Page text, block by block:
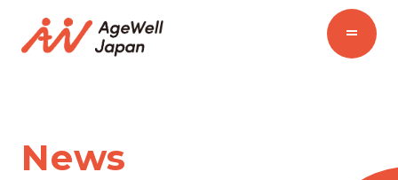
News